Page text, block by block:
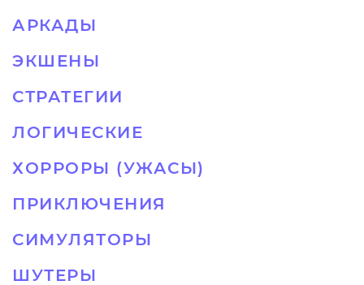
АРКАДЫ
ЭКШЕНЫ
СТРАТЕГИИ
ЛОГИЧЕСКИЕ
ХОРРОРЫ (УЖАСЫ)
ПРИКЛЮЧЕНИЯ
СИМУЛЯТОРЫ
ШУТЕРЫ